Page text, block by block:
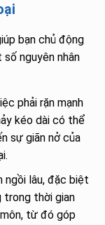
bạn chủ động
nguyên nhân
phải rặn mạnh
kéo dài có thể
sự giãn nở của
ngồi lâu, đặc biệt
trong thời gian
từ đó góp